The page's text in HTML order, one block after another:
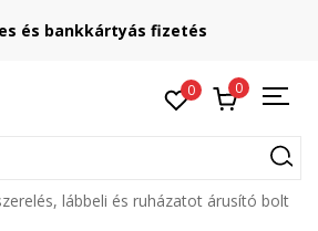
és bankkártyás fizetés
0 0
lábbeli és ruházatot árusító bolt